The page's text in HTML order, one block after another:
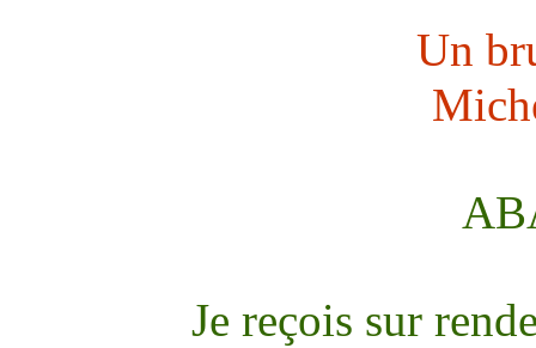
Un
Je reçois sur